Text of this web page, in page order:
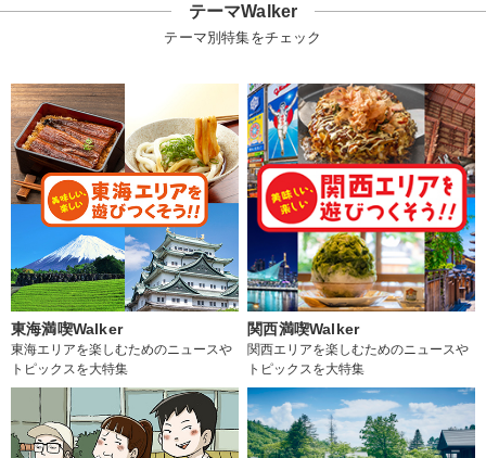
テーマWalker
テーマ別特集をチェック
東海満喫Walker
東海エリアを楽しむためのニュースや
トピックスを大特集
関西満喫Walker
関西エリアを楽しむためのニュースや
トピックスを大特集